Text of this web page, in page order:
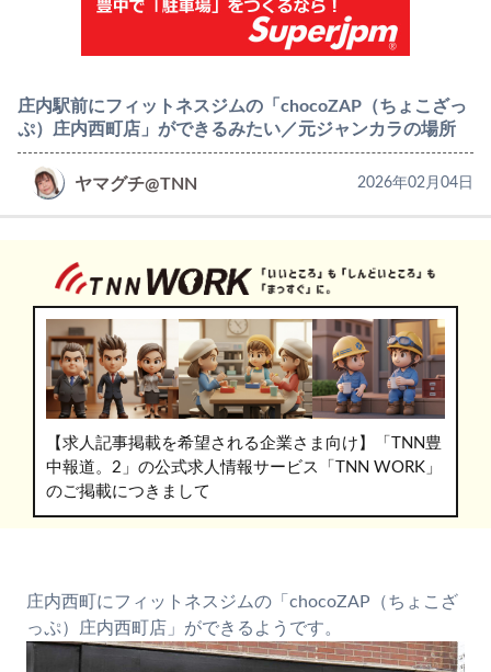
庄内駅前にフィットネスジムの「chocoZAP（ちょこざっ
ぷ）庄内西町店」ができるみたい／元ジャンカラの場所
ヤマグチ@TNN 2026年02月04日
【求人記事掲載を希望される企業さま向け】「TNN豊
中報道。2」の公式求人情報サービス「TNN WORK」
のご掲載につきまして
庄内西町にフィットネスジムの「chocoZAP（ちょこざ
っぷ）庄内西町店」ができるようです。